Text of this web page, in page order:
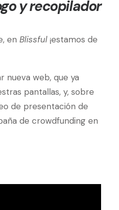
y recopilador
en Blissful ¡estamos de
nueva web, que ya
pantallas, y, sobre
de presentación de
de crowdfunding en